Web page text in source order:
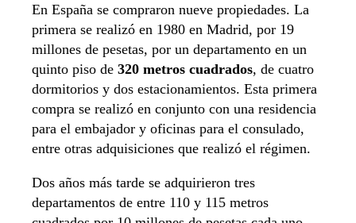
En España se compraron nueve propiedades. La
primera se realizó en 1980 en Madrid, por 19
millones de pesetas, por un departamento en un
quinto piso de 320 metros cuadrados, de cuatro
dormitorios y dos estacionamientos. Esta primera
compra se realizó en conjunto con una residencia
para el embajador y oficinas para el consulado,
entre otras adquisiciones que realizó el régimen.
Dos años más tarde se adquirieron tres
departamentos de entre 110 y 115 metros